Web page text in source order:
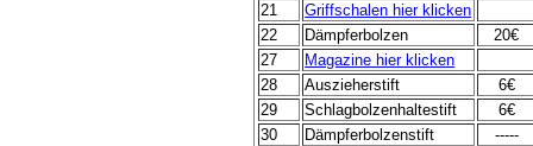
21
Griffschalen hier klicken
22
Dämpferbolzen
20€
27
Magazine hier klicken
28
Auszieherstift
6€
29
Schlagbolzenhaltestift
6€
30
Dämpferbolzenstift
-----